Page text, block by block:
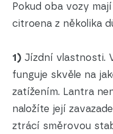
Pokud oba vozy
citroena z několika
1) Jízdní vlastnosti.
funguje skvěle na
zatížením. Lantra
naložíte její
ztrácí směrovou